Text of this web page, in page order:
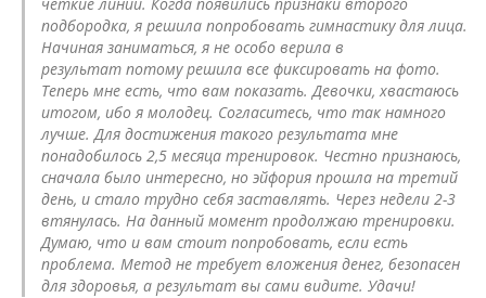
подбородка, я решила попробовать гимнастику для лица.
Начиная заниматься, я не особо верила в
результат потому решила все фиксировать на фото.
Теперь мне есть, что вам показать. Девочки, хвастаюсь
итогом, ибо я молодец. Согласитесь, что так намного
лучше. Для достижения такого результата мне
понадобилось 2,5 месяца тренировок. Честно признаюсь,
сначала было интересно, но эйфория прошла на третий
день, и стало трудно себя заставлять. Через недели 2-3
втянулась. На данный момент продолжаю тренировки.
Думаю, что и вам стоит попробовать, если есть
проблема. Метод не требует вложения денег, безопасен
для здоровья, а результат вы сами видите. Удачи!